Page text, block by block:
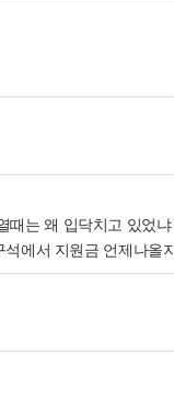
때는 왜 입닥치고 있었냐
에서 지원금 언제나올